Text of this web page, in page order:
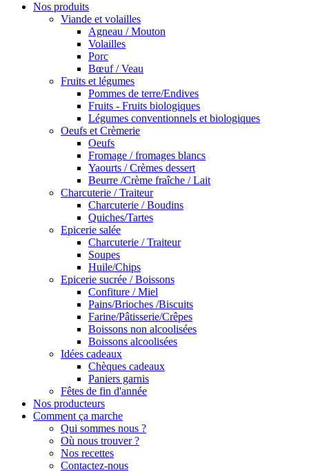
Nos produits
Viande et volailles
Agneau / Mouton
Volailles
Porc
Bœuf / Veau
Fruits et légumes
Pommes de terre/Endives
Fruits - Fruits biologiques
Légumes conventionnels et biologiques
Oeufs et Crèmerie
Oeufs
Fromage / fromages blancs
Yaourts / Crèmes dessert
Beurre /Crème fraîche / Lait
Charcuterie / Traiteur
Charcuterie / Boudins
Quiches/Tartes
Epicerie salée
Charcuterie / Traiteur
Soupes
Huile/Chips
Epicerie sucrée / Boissons
Confiture / Miel
Pains/Brioches /Biscuits
Farine/Pâtisserie/Crêpes
Boissons non alcoolisées
Boissons alcoolisées
Idées cadeaux
Chèques cadeaux
Paniers garnis
Fêtes de fin d'année
Nos producteurs
Comment ça marche
Qui sommes nous ?
Où nous trouver ?
Nos recettes
Contactez-nous